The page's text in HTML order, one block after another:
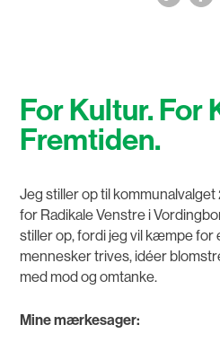
For Kultur. For
Fremtiden.
Jeg stiller op til
for Radikale Venstre i
stiller op, fordi jeg vil kæmpe for
mennesker trives, idéer
med mod og omtanke.
Mine mærkesager: